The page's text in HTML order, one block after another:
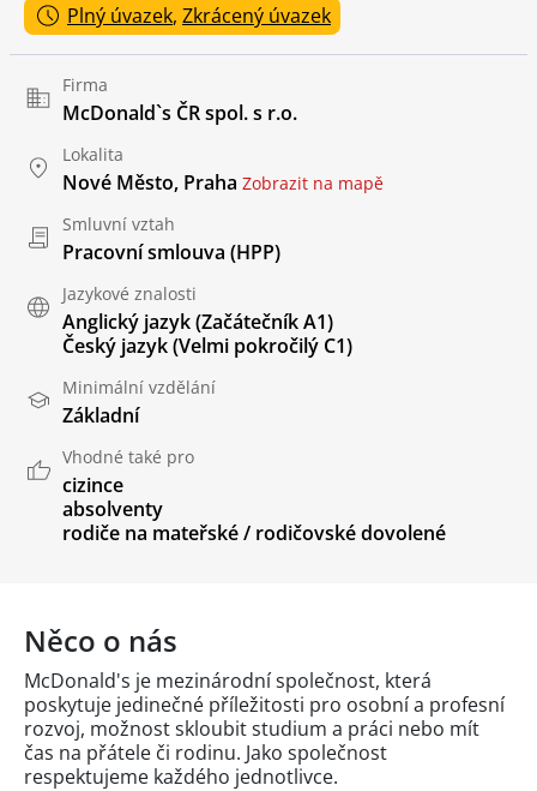
Plný úvazek, Zkrácený úvazek
Firma
McDonald`s ČR spol. s r.o.
Lokalita
Nové Město, Praha Zobrazit na mapě
Smluvní vztah
Pracovní smlouva (HPP)
Jazykové znalosti
Anglický jazyk(Začátečník A1)
Český jazyk(Velmi pokročilý C1)
Minimální vzdělání
Základní
Vhodné také pro
cizince
absolventy
rodiče na mateřské / rodičovské dovolené
Něco o nás
McDonald's je mezinárodní společnost, která
poskytuje jedinečné příležitosti pro osobní a profesní
rozvoj, možnost skloubit studium a práci nebo mít
čas na přátele či rodinu. Jako společnost
respektujeme každého jednotlivce.